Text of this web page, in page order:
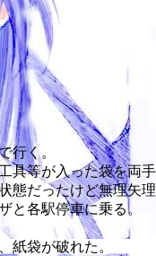
行く。
等が入った袋を両
態だったけど無理矢
と各駅停車に乗る。
紙袋が破れた。